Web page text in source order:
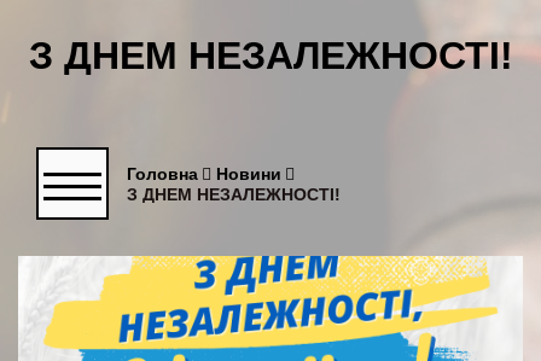
З ДНЕМ НЕЗАЛЕЖНОСТІ!
Головна
Новини
З ДНЕМ НЕЗАЛЕЖНОСТІ!